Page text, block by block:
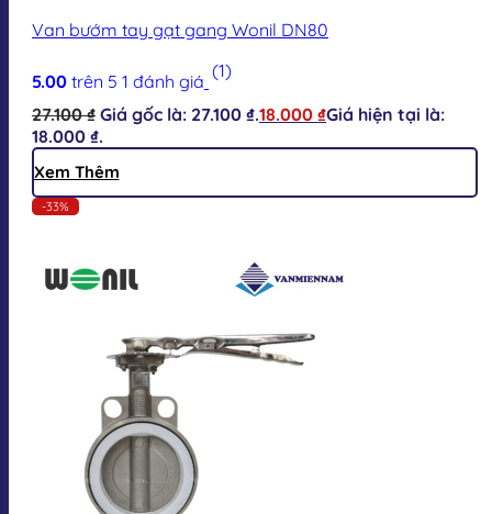
Van bướm tay gạt gang Wonil DN80
5.00 trên 5 1 đánh giá (1)
27.100₫ Giá gốc là: 27.100 ₫.18.000 ₫Giá hiện tại là:
18.000 ₫.
Xem Thêm
-33%